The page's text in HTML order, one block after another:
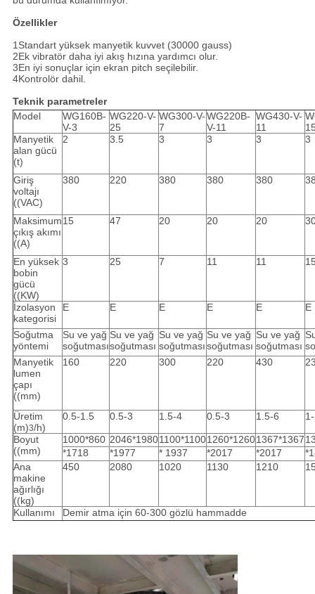
Özellikler
1Standart yüksek manyetik kuvvet (30000 gauss)
2Ek vibratör daha iyi akış hızına yardımcı olur.
3En iyi sonuçlar için ekran pitch seçilebilir.
4Kontrolör dahil.
Teknik parametreler
Model
WG160B-
V-3
WG220-V-
25
WG300-V-
7
WG220B-
V-11
WG430-V-
11
Manyetik
alan gücü
(t)
2 3.5 3 3 3 3
Giriş
voltajı
((VAC)
380 220 380 380 380
Maksimum
çıkış akımı
((A)
15 47 20 20 20
En yüksek
bobin
gücü
((KW)
3 25 7 11 11
İzolasyon
kategorisi
E E E E E E
Soğutma
yöntemi
Su ve yağ
soğutması
Su ve yağ
soğutması
Su ve yağ
soğutması
Su ve yağ
soğutması
Su ve yağ
soğutması
Manyetik
lumen
çapı
((mm)
160 220 300 220 430
Üretim
(m)3/h)
0.5-1.5 0.5-3 1.5-4 0.5-3 1.5-6
Boyut
((mm)
1000*860 2046*19801100*11001260*12601367*1367
*1718
*1977 * 1937 *2017 *2017
Ana
makine
ağırlığı
((kg)
450 2080 1020 1130 1210
Kullanımı Demir atma için 60-300 gözlü hammadde